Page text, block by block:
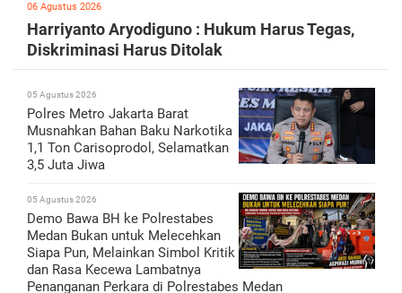
06 Agustus 2026
Harriyanto Aryodiguno : Hukum Harus Tegas,
Diskriminasi Harus Ditolak
05 Agustus 2026
Polres Metro Jakarta Barat
Musnahkan Bahan Baku Narkotika
1,1 Ton Carisoprodol, Selamatkan
3,5 Juta Jiwa
05 Agustus 2026
Demo Bawa BH ke Polrestabes
Medan Bukan untuk Melecehkan
Siapa Pun, Melainkan Simbol Kritik
dan Rasa Kecewa Lambatnya
Penanganan Perkara di Polrestabes Medan